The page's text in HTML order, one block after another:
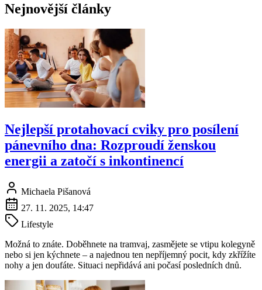
Nejnovější články
Nejlepší protahovací cviky pro posílení
pánevního dna: Rozproudí ženskou
energii a zatočí s inkontinencí
Michaela Pišanová
27. 11. 2025, 14:47
Lifestyle
Možná to znáte. Doběhnete na tramvaj, zasmějete se vtipu kolegyně
nebo si jen kýchnete – a najednou ten nepříjemný pocit, kdy zkřížíte
nohy a jen doufáte. Situaci nepřidává ani počasí posledních dnů.